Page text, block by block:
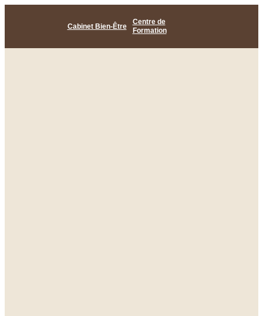
Cabinet Bien-Être
Centre de
Formation